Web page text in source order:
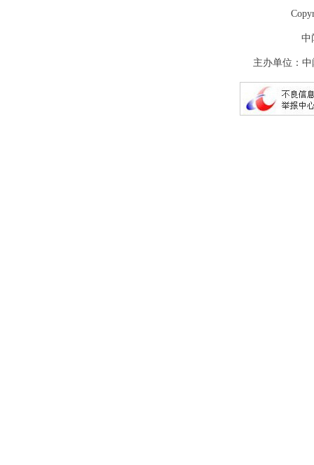
中
主办单位：